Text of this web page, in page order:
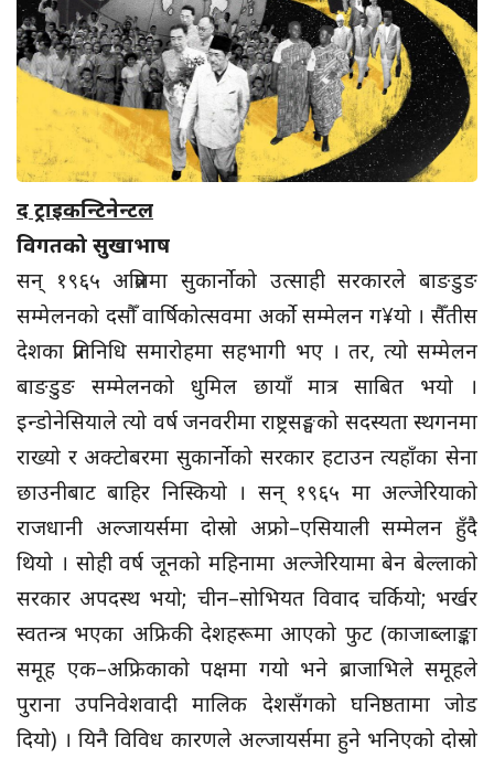
द ट्राइकन्टिनेन्टल
विगतको सुखाभाष
सन् १९६५ अप्रिलमा सुकार्नोको उत्साही सरकारले बाङडुङ
सम्मेलनको दसौँ वार्षिकोत्सवमा अर्को सम्मेलन ग¥यो । सैँतीस
देशका प्रतिनिधि समारोहमा सहभागी भए । तर, त्यो सम्मेलन
बाङडुङ सम्मेलनको धुमिल छायाँ मात्र साबित भयो ।
इन्डोनेसियाले त्यो वर्ष जनवरीमा राष्ट्रसङ्घको सदस्यता स्थगनमा
राख्यो र अक्टोबरमा सुकार्नोको सरकार हटाउन त्यहाँका सेना
छाउनीबाट बाहिर निस्कियो । सन् १९६५ मा अल्जेरियाको
राजधानी अल्जायर्समा दोस्रो अफ्रो–एसियाली सम्मेलन हुँदै
थियो । सोही वर्ष जूनको महिनामा अल्जेरियामा बेन बेल्लाको
सरकार अपदस्थ भयो; चीन–सोभियत विवाद चर्कियो; भर्खर
स्वतन्त्र भएका अफ्रिकी देशहरूमा आएको फुट (काजाब्लाङ्का
समूह एक–अफ्रिकाको पक्षमा गयो भने ब्राजाभिले समूहले
पुराना उपनिवेशवादी मालिक देशसँगको घनिष्ठतामा जोड
दियो) । यिनै विविध कारणले अल्जायर्समा हुने भनिएको दोस्रो